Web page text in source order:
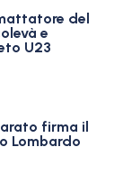
del
e
U23
firma il
Lombardo